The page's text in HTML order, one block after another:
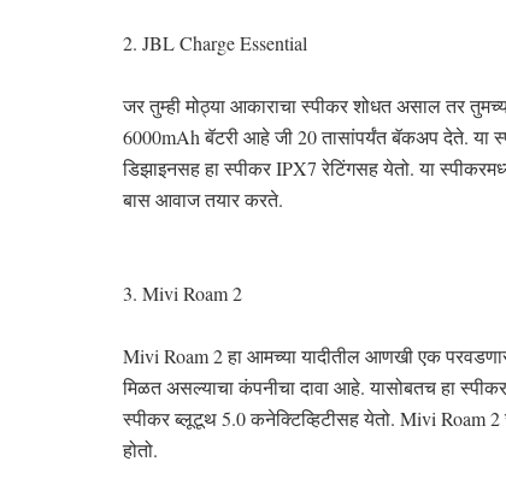
2. JBL Charge Essential
जर तुम्ही मोठ्या आकाराचा स्पीकर शोधत असाल तर
6000mAh बॅटरी आहे जी 20 तासांपर्यंत बॅकअप देते. या
डिझाइनसह हा स्पीकर IPX7 रेटिंगसह येतो. या
बास आवाज तयार करते.
3. Mivi Roam 2
Mivi Roam 2 हा आमच्या यादीतील आणखी एक
मिळत असल्याचा कंपनीचा दावा आहे. यासोबतच हा
स्पीकर ब्लूटूथ 5.0 कनेक्टिव्हिटीसह येतो. Mivi Roam
होतो.